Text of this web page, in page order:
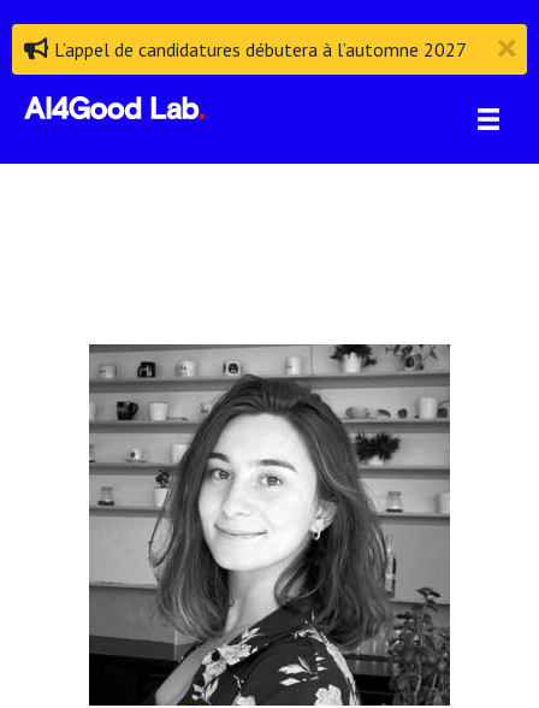
L’appel de candidatures débutera à l’automne 2027